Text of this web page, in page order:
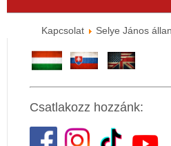
Kapcsolat Selye János
Csatlakozz hozzánk: